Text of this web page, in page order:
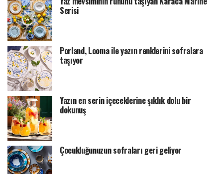
Serisi
Porland, Looma ile yazın renklerini sofralara
taşıyor
Yazın en serin içeceklerine şıklık dolu bir
dokunuş
Çocukluğunuzun sofraları geri geliyor